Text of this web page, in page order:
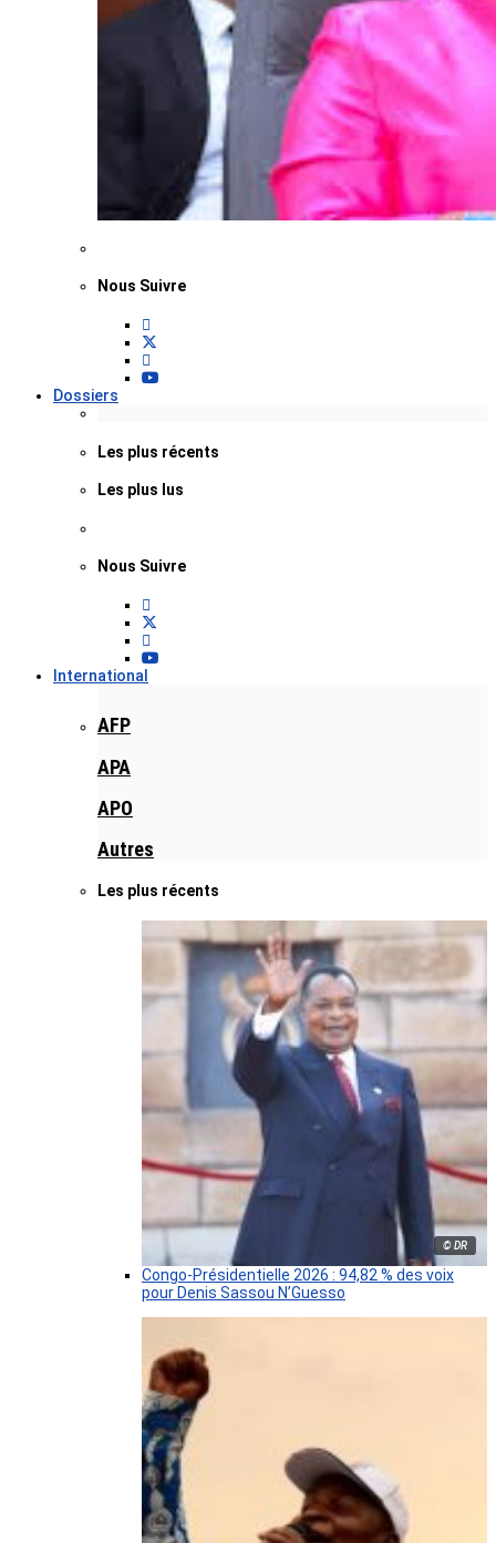
Nous Suivre
Dossiers
Les plus récents
Les plus lus
Nous Suivre
International
AFP
APA
APO
Autres
Les plus récents
© DR
Congo-Présidentielle 2026 : 94,82 % des voix
pour Denis Sassou N’Guesso